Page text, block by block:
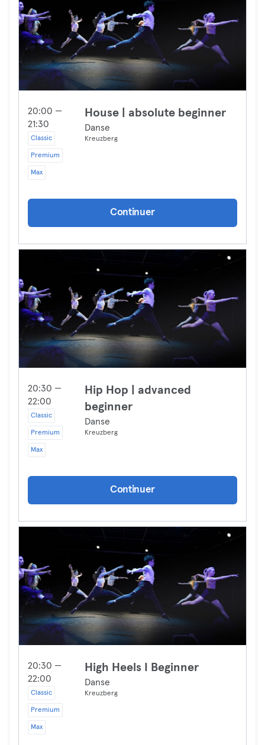
20:00 —
21:30
Classic
Premium
Max
House | absolute beginner
Danse
Kreuzberg
Continuer
20:30 —
22:00
Classic
Premium
Max
Hip Hop | advanced
beginner
Danse
Kreuzberg
Continuer
20:30 —
22:00
Classic
Premium
Max
High Heels I Beginner
Danse
Kreuzberg